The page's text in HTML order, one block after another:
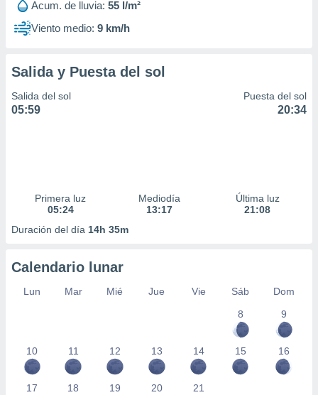
Acum. de lluvia: 55 l/m²
Viento medio: 9 km/h
Salida y Puesta del sol
Salida del sol
05:59
Puesta del sol
20:34
Primera luz
05:24
Mediodía
13:17
Última luz
21:08
Duración del día 14h 35m
Calendario lunar
Lun Mar Mié Jue Vie Sáb
Dom
8
9
10 11 12 13 14 15 16
17 18 19 20 21